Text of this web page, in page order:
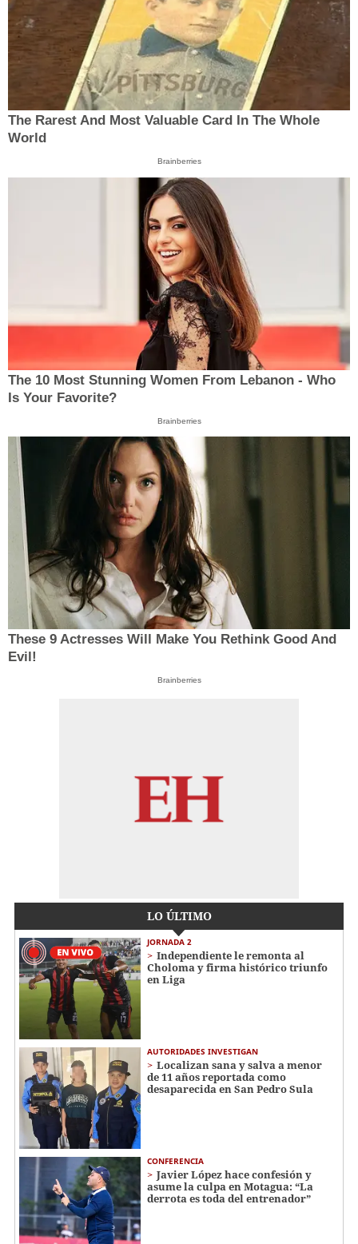
The Rarest And Most Valuable Card In The Whole
World
Brainberries
The 10 Most Stunning Women From Lebanon - Who
Is Your Favorite?
Brainberries
These 9 Actresses Will Make You Rethink Good And
Evil!
Brainberries
LO ÚLTIMO
JORNADA 2
Independiente le remonta al
Choloma y firma histórico triunfo
en Liga
AUTORIDADES INVESTIGAN
Localizan sana y salva a menor
de 11 años reportada como
desaparecida en San Pedro Sula
CONFERENCIA
Javier López hace confesión y
asume la culpa en Motagua: “La
derrota es toda del entrenador”